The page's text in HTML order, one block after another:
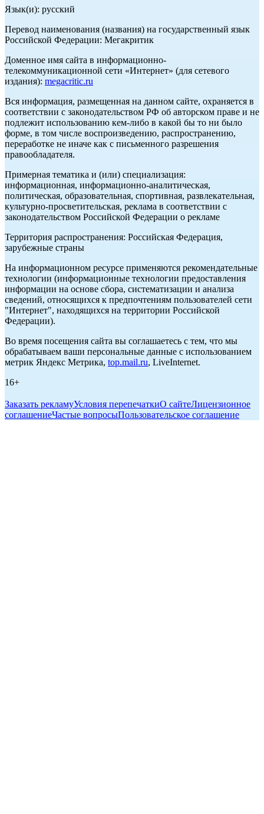
Язык(и): русский
Перевод наименования (названия) на государственный язык
Российской Федерации: Мегакритик
Доменное имя сайта в информационно-
телекоммуникационной сети «Интернет» (для сетевого
издания): megacritic.ru
Вся информация, размещенная на данном сайте, охраняется в
соответствии с законодательством РФ об авторском праве и не
подлежит использованию кем-либо в какой бы то ни было
форме, в том числе воспроизведению, распространению,
переработке не иначе как с письменного разрешения
правообладателя.
Примерная тематика и (или) специализация:
информационная, информационно-аналитическая,
политическая, образовательная, спортивная, развлекательная,
культурно-просветительская, реклама в соответствии с
законодательством Российской Федерации о рекламе
Территория распространения: Российская Федерация,
зарубежные страны
На информационном ресурсе применяются рекомендательные
технологии (информационные технологии предоставления
информации на основе сбора, систематизации и анализа
сведений, относящихся к предпочтениям пользователей сети
"Интернет", находящихся на территории Российской
Федерации).
Во время посещения сайта вы соглашаетесь с тем, что мы
обрабатываем ваши персональные данные с использованием
метрик Яндекс Метрика, top.mail.ru, LiveInternet.
16+
Заказать рекламуУсловия перепечаткиО сайтеЛицензионное
соглашениеЧастые вопросыПользовательское соглашение